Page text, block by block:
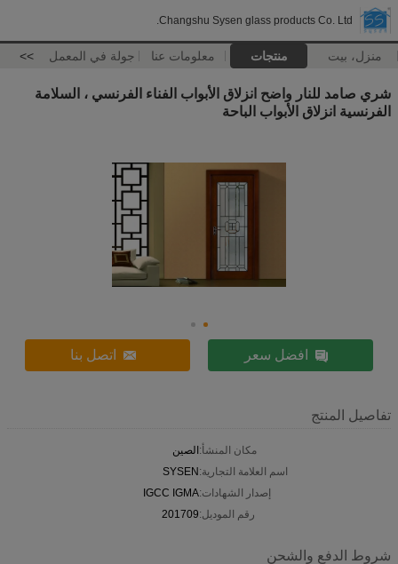
Changshu Sysen glass products Co. Ltd.
منزل، بيت منتجات معلومات عنا جولة في المعمل >>
شري صامد للنار واضح انزلاق الأبواب الفناء الفرنسي ، السلامة
الفرنسية انزلاق الأبواب الباحة
افضل سعر اتصل بنا
تفاصيل المنتج
مكان المنشأ:الصين
اسم العلامة التجارية:SYSEN
إصدار الشهادات:IGCC IGMA
رقم الموديل:201709
شروط الدفع والشحن